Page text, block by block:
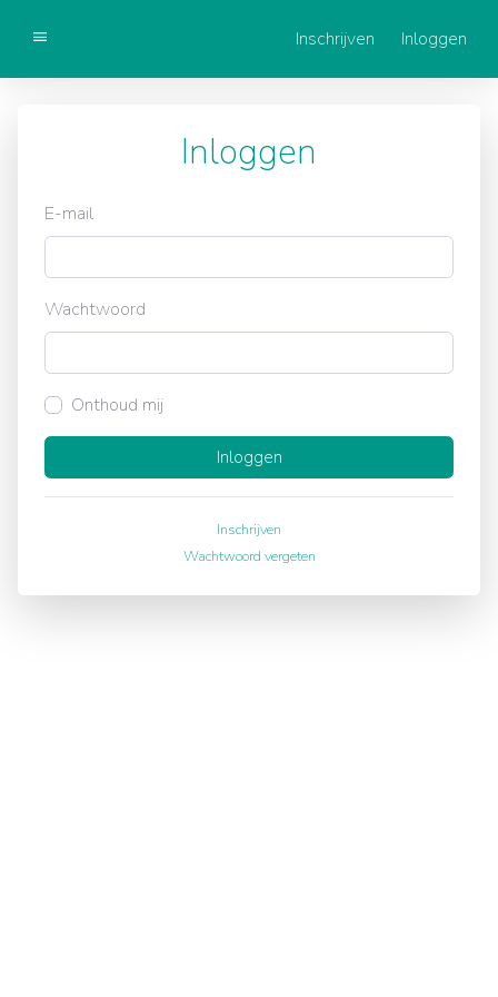
Inschrijven Inloggen
Inloggen
E-mail
Wachtwoord
Onthoud mij
Inloggen
Inschrijven
Wachtwoord vergeten